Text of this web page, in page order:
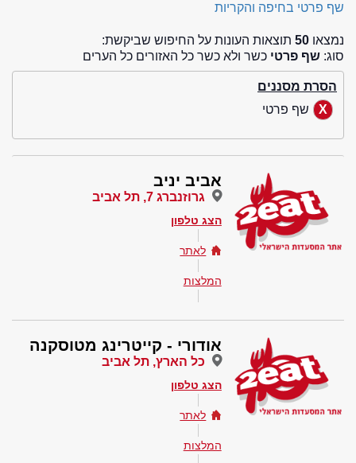
שף פרטי בחיפה והקריות
נמצאו 50 תוצאות העונות על החיפוש שביקשת:
סוג: שף פרטי כשר ולא כשר כל האזורים כל הערים
הסרת מסננים
שף פרטי
אביב יניב
גרוזנברג 7, תל אביב
הצג טלפון
לאתר
המלצות
אודורי - קייטרינג מטוסקנה
כל הארץ, תל אביב
הצג טלפון
לאתר
המלצות